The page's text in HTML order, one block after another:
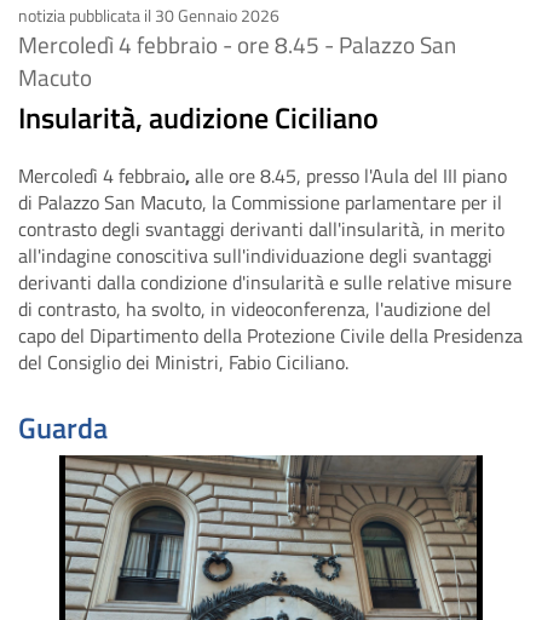
notizia pubblicata il 30 Gennaio 2026
Mercoledì 4 febbraio - ore 8.45 - Palazzo San
Macuto
Insularità, audizione Ciciliano
Mercoledì 4 febbraio,alle ore 8.45, presso l'Aula del III piano
di Palazzo San Macuto, la Commissione parlamentare per il
contrasto degli svantaggi derivanti dall'insularità, in merito
all'indagine conoscitiva sull'individuazione degli svantaggi
derivanti dalla condizione d'insularità e sulle relative misure
di contrasto, ha svolto, in videoconferenza, l'audizione del
capo del Dipartimento della Protezione Civile della Presidenza
del Consiglio dei Ministri, Fabio Ciciliano.
Guarda